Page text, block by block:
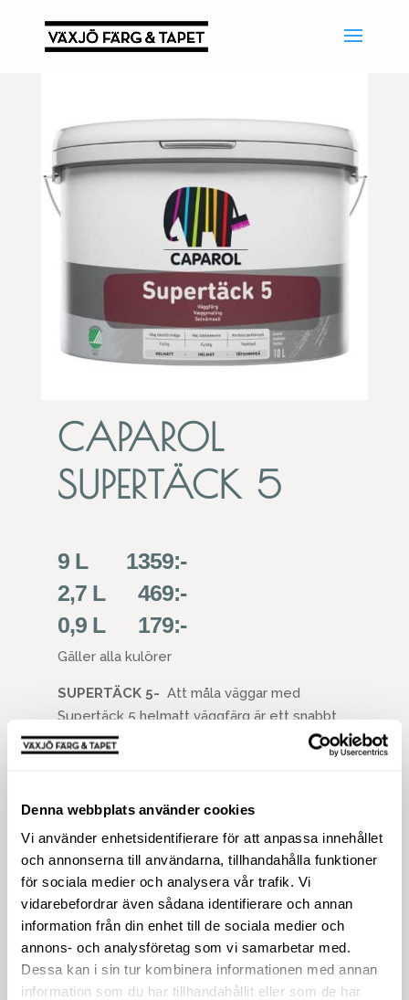
Denna webbplats använder cookies
Vi använder enhetsidentifierare för att anpassa innehållet
och annonserna till användarna, tillhandahålla funktioner
för sociala medier och analysera vår trafik. Vi
vidarebefordrar även sådana identifierare och annan
information från din enhet till de sociala medier och
annons- och analysföretag som vi samarbetar med.
Dessa kan i sin tur kombinera informationen med annan
information som du har tillhandahållit eller som de har
CAPAROL
SUPERTÄCK 5
9 L 1359:-
2,7 L 469:-
0,9 L 179:-
Gäller alla kulörer
SUPERTÄCK 5- Att måla väggar med
Supertäck 5 helmatt väggfärg är ett snabbt,
hållbart och enkelt sätt att ändra
upplevelsen av ett rum. En matt väggfärg ger
ytan är färgen lätt att hålla ren och tål att
torkas av. SuperTäck 5 har hög kvalitet med
hög täckkraft, behagliga målningsegenskaper
och minimalt med stänk. Supertäck väggfärg
finns i brytsystem i 1000-tals kulörer.
Supertäck väggfärger finns även i glanserna
matt (7) och halvmatt (20).
Flertalet av produkterna är märkta med EU-